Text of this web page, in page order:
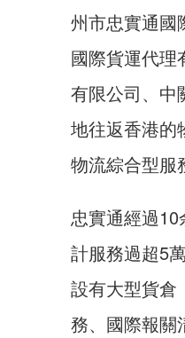
州市忠實通國
國際貨運代理
有限公司、中
地往返香港的
物流綜合型服
忠實通經過
計服務過超5
設有大型貨倉
務、國際報關